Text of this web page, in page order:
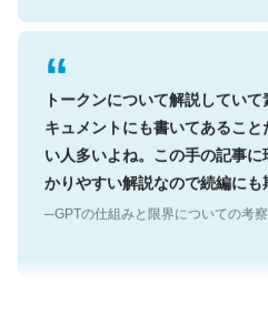
トークンについて解説してい
キュメントにも書いてあること
い人多いよね。この手の記事に
かりやすい解説なので続編にも
─GPTの仕組みと限界についての考